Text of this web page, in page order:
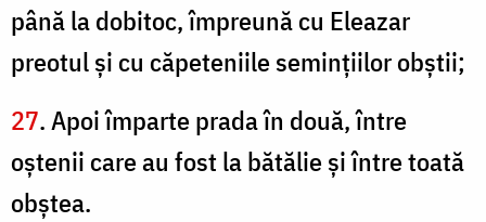
până la dobitoc, împreună cu Eleazar
preotul şi cu căpeteniile seminţiilor obştii;
27. Apoi împarte prada în două, între
oştenii care au fost la bătălie şi între toată
obştea.